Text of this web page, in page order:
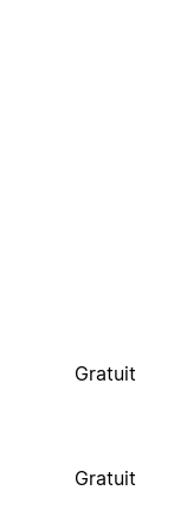
Gratuit
Gratuit